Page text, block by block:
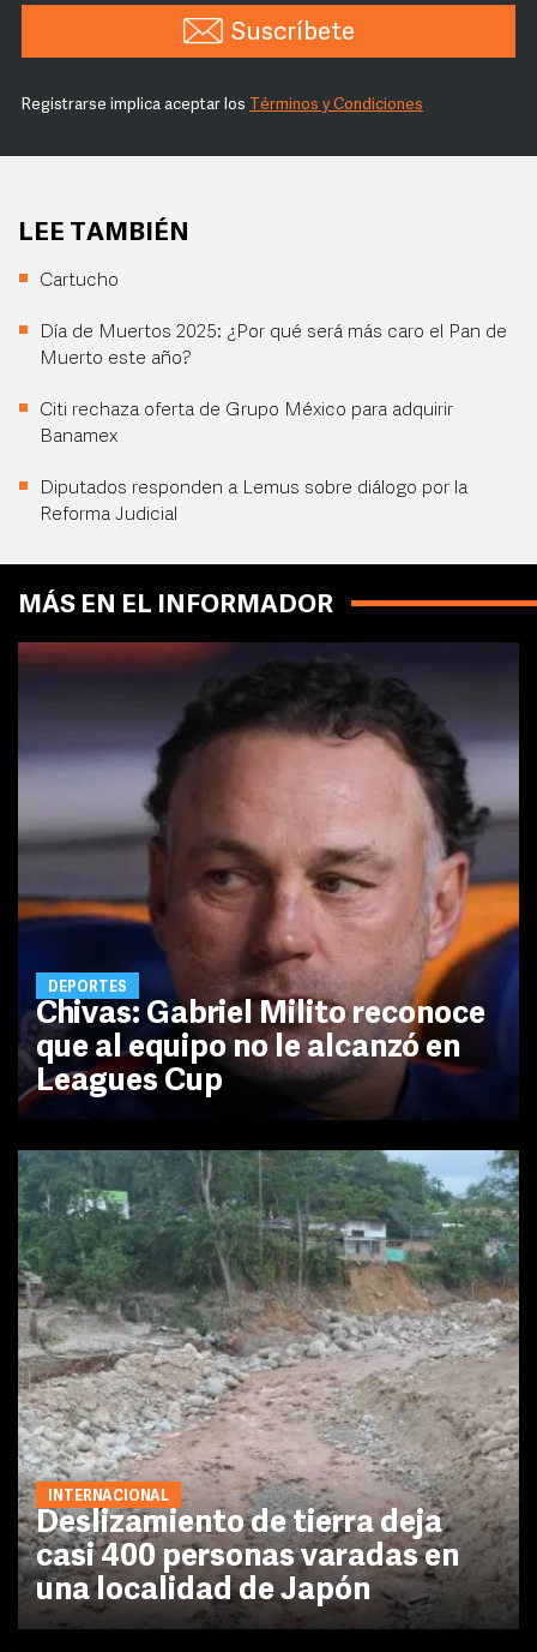
Suscríbete
Registrarse implica aceptar los Términos y Condiciones
LEE TAMBIÉN
Cartucho
Día de Muertos 2025: ¿Por qué será más caro el Pan de
Muerto este año?
Citi rechaza oferta de Grupo México para adquirir
Banamex
Diputados responden a Lemus sobre diálogo por la
Reforma Judicial
MÁS EN EL INFORMADOR
DEPORTES
Chivas: Gabriel Milito reconoce
que al equipo no le alcanzó en
Leagues Cup
INTERNACIONAL
Deslizamiento de tierra deja
casi 400 personas varadas en
una localidad de Japón